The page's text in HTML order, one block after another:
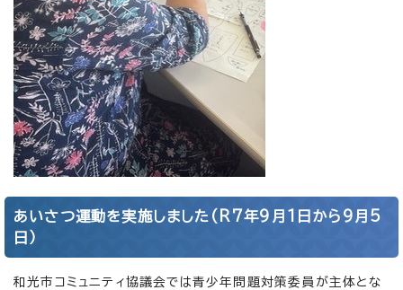
あいさつ運動を実施しました(R7年9月1日から9月5
日）
和光市コミュニティ協議会では青少年問題対策委員が主体とな